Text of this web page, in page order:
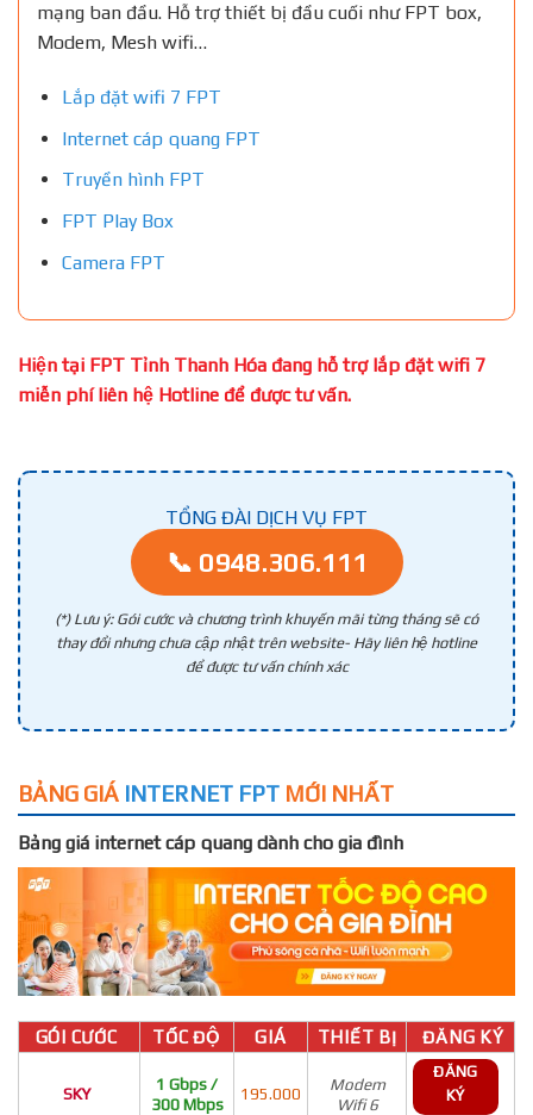
mạng ban đầu. Hỗ trợ thiết bị đầu cuối như FPT box,
Modem, Mesh wifi…
Lắp đặt wifi 7 FPT
Internet cáp quang FPT
Truyền hình FPT
FPT Play Box
Camera FPT
Hiện tại FPT Tỉnh Thanh Hóa đang hỗ trợ lắp đặt wifi 7
miễn phí liên hệ Hotline để được tư vấn.
TỔNG ĐÀI DỊCH VỤ FPT
📞 0948.306.111
(*) Lưu ý: Gói cước và chương trình khuyến mãi từng tháng sẽ có
thay đổi nhưng chưa cập nhật trên website- Hãy liên hệ hotline
để được tư vấn chính xác
BẢNG GIÁ INTERNET FPT MỚI NHẤT
Bảng giá internet cáp quang dành cho gia đình
GÓI CƯỚC TỐC ĐỘ GIÁ THIẾT BỊ ĐĂNG KÝ
SKY
1 Gbps /
300 Mbps
195.000
Modem
Wifi 6
ĐĂNG
KÝ